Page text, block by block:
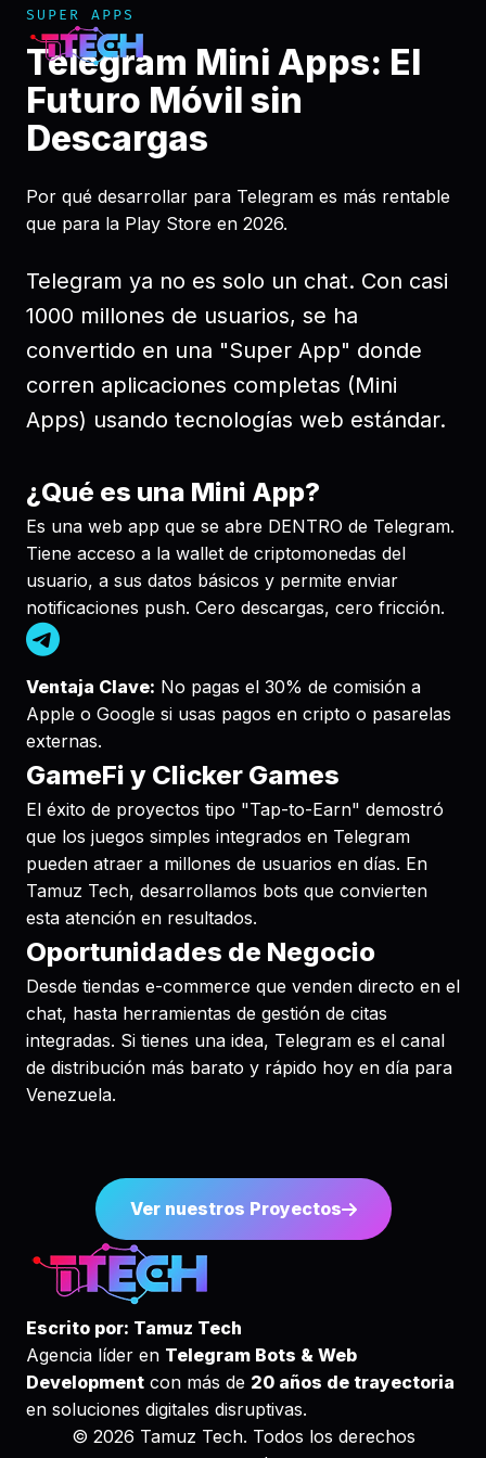
SUPER APPS
Telegram Mini Apps: El
Futuro Móvil sin
Descargas
Por qué desarrollar para Telegram es más rentable
que para la Play Store en 2026.
Telegram ya no es solo un chat. Con casi
1000 millones de usuarios, se ha
convertido en una "Super App" donde
corren aplicaciones completas (Mini
Apps) usando tecnologías web estándar.
¿Qué es una Mini App?
Es una web app que se abre DENTRO de Telegram.
Tiene acceso a la wallet de criptomonedas del
usuario, a sus datos básicos y permite enviar
notificaciones push. Cero descargas, cero fricción.
Ventaja Clave: No pagas el 30% de comisión a
Apple o Google si usas pagos en cripto o pasarelas
externas.
GameFi y Clicker Games
El éxito de proyectos tipo "Tap-to-Earn" demostró
que los juegos simples integrados en Telegram
pueden atraer a millones de usuarios en días. En
Tamuz Tech, desarrollamos bots que convierten
esta atención en resultados.
Oportunidades de Negocio
Desde tiendas e-commerce que venden directo en el
chat, hasta herramientas de gestión de citas
integradas. Si tienes una idea, Telegram es el canal
de distribución más barato y rápido hoy en día para
Venezuela.
Ver nuestros Proyectos
Escrito por: Tamuz Tech
Agencia líder en Telegram Bots & Web
Development con más de 20 años de trayectoria
en soluciones digitales disruptivas.
© 2026 Tamuz Tech. Todos los derechos